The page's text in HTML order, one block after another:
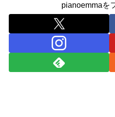
pianoemmaを